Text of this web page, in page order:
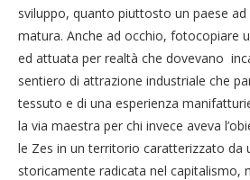
sviluppo, quanto piuttosto un paese ad
matura. Anche ad occhio, fotocopiare
ed attuata per realtà che dovevano
sentiero di attrazione industriale che
tessuto e di una esperienza
la via maestra per chi invece aveva
le Zes in un territorio caratterizzato da
storicamente radicata nel capitalismo,